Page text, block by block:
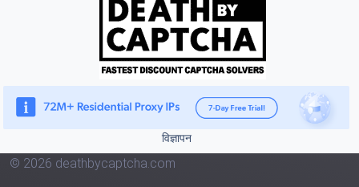
विज्ञापन
© 2026 deathbycaptcha.com